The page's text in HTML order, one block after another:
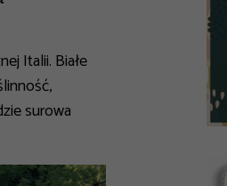
Italii. Białe
surowa